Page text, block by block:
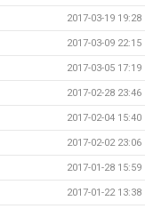
2017-03-19 19:28
2017-03-09 22:15
2017-03-05 17:19
2017-02-28 23:46
2017-02-04 15:40
2017-02-02 23:06
2017-01-28 15:59
2017-01-22 13:38